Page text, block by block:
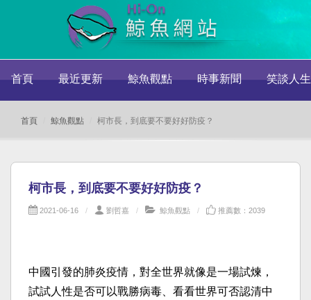
首頁 最近更新 鯨魚觀點 時事新聞 笑談人生
首頁 鯨魚觀點 柯市長，到底要不要好好防疫？
柯市長，到底要不要好好防疫？
2021-06-16 劉哲嘉 鯨魚觀點 推薦數：2039
中國引發的肺炎疫情，對全世界就像是一場試煉，
試試人性是否可以戰勝病毒、看看世界可否認清中